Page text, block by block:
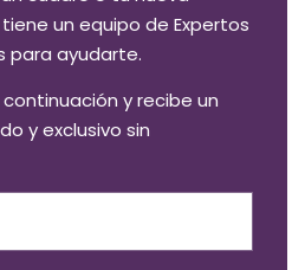
un equipo de Expertos
para ayudarte.
y recibe un
y exclusivo sin